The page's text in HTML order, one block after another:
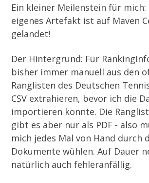
Ein kleiner Meilenstein für mich:
eigenes Artefakt ist auf Maven
gelandet!
Der Hintergrund: Für
bisher immer manuell aus den
Ranglisten des Deutschen
CSV extrahieren, bevor ich die
importieren konnte. Die
gibt es aber nur als PDF - also
mich jedes Mal von Hand durch
Dokumente wühlen. Auf Dauer
natürlich auch fehleranfällig.